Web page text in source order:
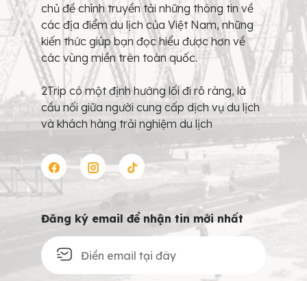
chủ đề chính truyền tải những thông tin về
các địa điểm du lịch của Việt Nam, những
kiến thức giúp bạn đọc hiểu được hơn về
các vùng miền trên toàn quốc.
2Trip có một định hướng lối đi rõ ràng, là
cầu nối giữa người cung cấp dịch vụ du lịch
và khách hàng trải nghiệm du lịch
Đăng ký email để nhận tin mới nhất